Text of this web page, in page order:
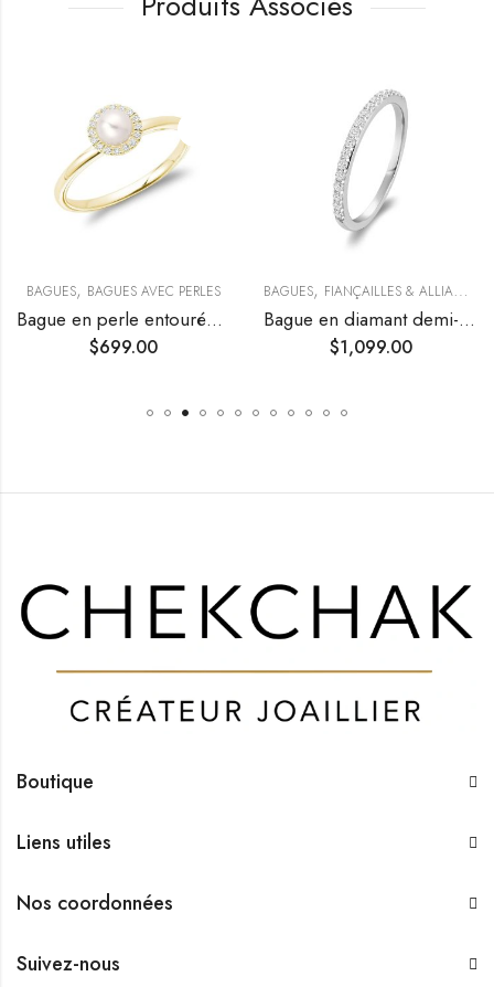
BAGUES, BAGUES AVEC PERLES
Bague en perle entourée d’un halo de diamants
$699.00
BAGUES, FIANÇAILLES & ALLIANCES
Bague en diamant demi-éternité
$1,099.00
Boutique
Liens utiles
Nos coordonnées
Suivez-nous